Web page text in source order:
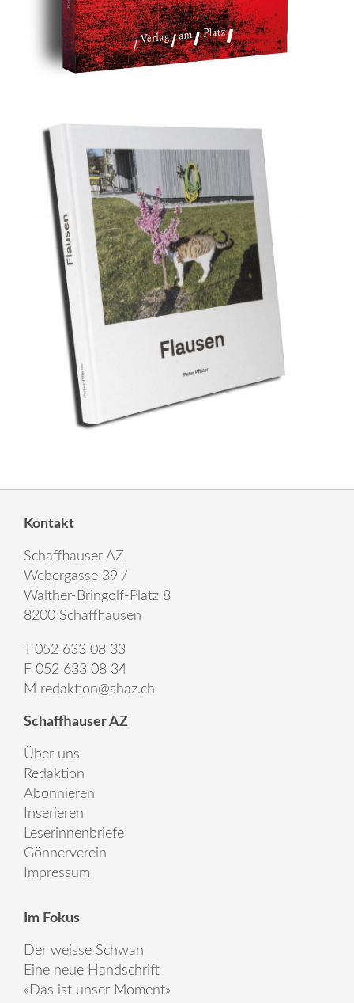
Kontakt
Schaffhauser AZ
Webergasse 39 /
Walther-Bringolf-Platz 8
8200 Schaffhausen
T 052 633 08 33
F 052 633 08 34
M redaktion@shaz.ch
Schaffhauser AZ
Über uns
Redaktion
Abonnieren
Inserieren
Leserinnenbriefe
Gönnerverein
Impressum
Im Fokus
Der weisse Schwan
Eine neue Handschrift
«Das ist unser Moment»